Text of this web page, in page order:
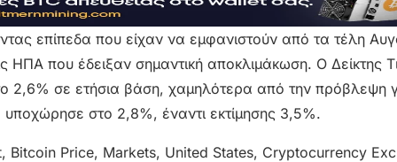
επίπεδα που είχαν να εμφανιστούν από τα τέλη
ΗΠΑ που έδειξαν σημαντική αποκλιμάκωση. Ο Δείκτης
2,6% σε ετήσια βάση, χαμηλότερα από την πρόβλεψη
υποχώρησε στο 2,8%, έναντι εκτίμησης 3,5%.